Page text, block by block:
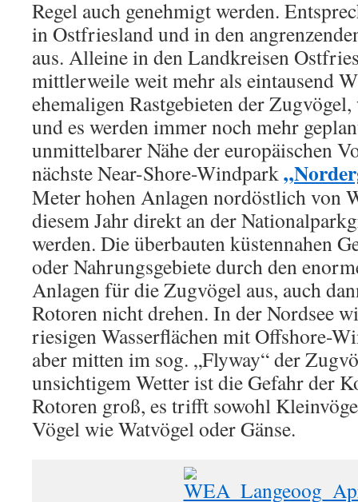
Regel auch genehmigt werden.
in Ostfriesland und in den
aus. Alleine in den Landkreisen
mittlerweile weit mehr als eintausend
ehemaligen Rastgebieten der
und es werden immer noch mehr
unmittelbarer Nähe der europäischen
nächste Near-Shore-Windpark
Meter hohen Anlagen nordöstlich von
diesem Jahr direkt an der
werden. Die überbauten küstennahen
oder Nahrungsgebiete durch den
Anlagen für die Zugvögel aus, auch
Rotoren nicht drehen. In der Nordsee
riesigen Wasserflächen mit Offshore-
aber mitten im sog. „Flyway“ der
unsichtigem Wetter ist die Gefahr der
Rotoren groß, es trifft sowohl
Vögel wie Watvögel oder Gänse.